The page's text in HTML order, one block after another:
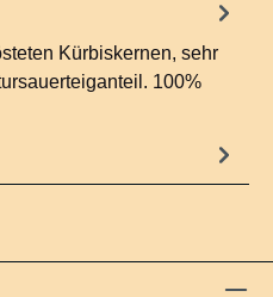
Kürbiskernen, sehr
100%